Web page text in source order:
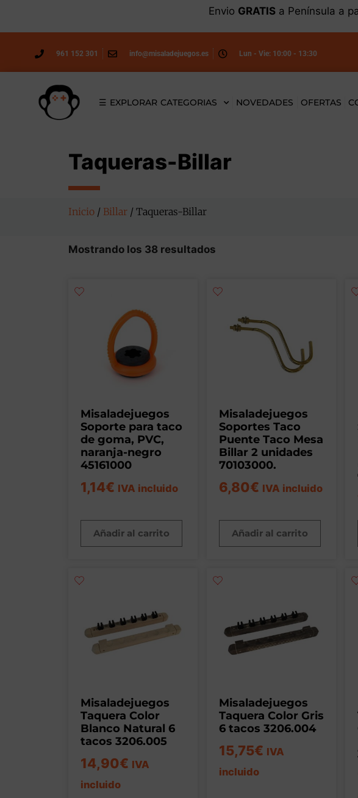
Envio GRATIS a Península a
961 152 301 info@misaladejuegos.es Lun - Vie: 10:00 - 13:30
☰ EXPLORAR CATEGORIAS NOVEDADES OFERTAS
Taqueras-Billar
Inicio / Billar / Taqueras-Billar
Mostrando los 38 resultados
Misaladejuegos
Soporte para taco
de goma, PVC,
naranja-negro
45161000
1,14€ IVA incluido
Añadir al carrito
Misaladejuegos
Soportes Taco
Puente Taco Mesa
Billar 2 unidades
70103000.
6,80€ IVA incluido
Añadir al carrito
Misaladejuegos
Taquera Color
Blanco Natural 6
tacos 3206.005
14,90€ IVA
incluido
Misaladejuegos
Taquera Color Gris
6 tacos 3206.004
15,75€ IVA
incluido